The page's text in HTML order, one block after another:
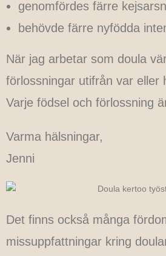
genomfördes färre
behövde färre nyfödda
När jag arbetar som doula
förlossningar utifrån var eller
Varje födsel och förlossning
Varma hälsningar,
Jenni
Det finns också många
missuppfattningar kring